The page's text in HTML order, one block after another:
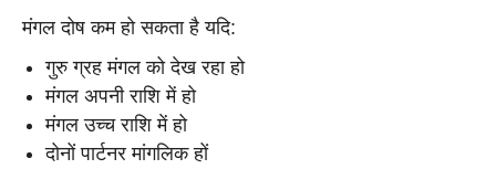
मंगल दोष कम हो सकता है यदि:
गुरु ग्रह मंगल को देख रहा हो
मंगल अपनी राशि में हो
मंगल उच्च राशि में हो
दोनों पार्टनर मांगलिक हों